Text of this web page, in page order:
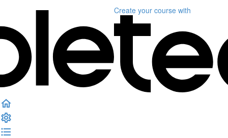
Create your course with